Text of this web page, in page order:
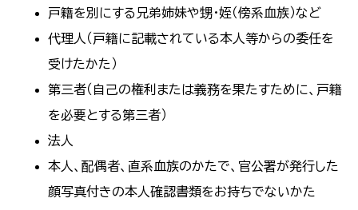
戸籍を別にする兄弟姉妹や甥・姪（傍系血族）など
代理人（戸籍に記載されている本人等からの委任を
受けたかた）
第三者（自己の権利または義務を果たすために、戸籍
を必要とする第三者）
法人
本人、配偶者、直系血族のかたで、官公署が発行した
顔写真付きの本人確認書類をお持ちでないかた